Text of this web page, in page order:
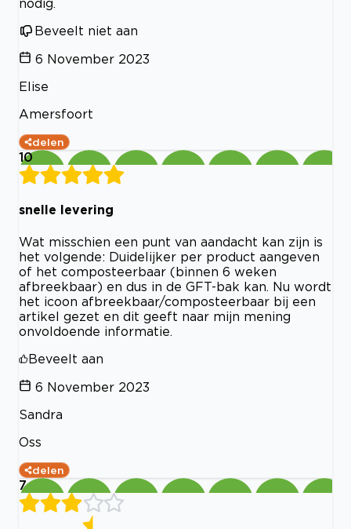
nodig.
Beveelt niet aan
6 November 2023
Elise
Amersfoort
delen
10
snelle levering
Wat misschien een punt van aandacht kan zijn is
het volgende: Duidelijker per product aangeven
of het composteerbaar (binnen 6 weken
afbreekbaar) en dus in de GFT-bak kan. Nu wordt
het icoon afbreekbaar/composteerbaar bij een
artikel gezet en dit geeft naar mijn mening
onvoldoende informatie.
Beveelt aan
6 November 2023
Sandra
Oss
delen
7